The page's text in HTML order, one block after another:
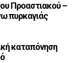
Προαστιακού –
πυρκαγιάς
καταπόνηση